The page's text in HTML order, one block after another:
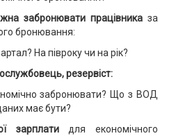
забронювати працівниказа
бронювання:
На півроку чи на рік?
резервіст:
забронювати? Що з ВОД
має бути?
зарплатидля економічного